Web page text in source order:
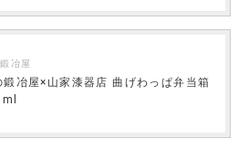
冶屋
鍛冶屋×山家漆器店 曲げわっぱ弁当箱